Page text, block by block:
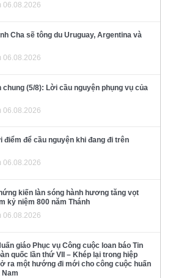
06.08.2026
Cha sẽ tông du Uruguay, Argentina và
06.08.2026
chung (5/8): Lời cầu nguyện phụng vụ của
06.08.2026
điểm để cầu nguyện khi đang đi trên
06.08.2026
kiến làn sóng hành hương tăng vọt
kỷ niệm 800 năm Thánh
06.08.2026
giáo Phục vụ Công cuộc loan báo Tin
quốc lần thứ VII – Khép lại trong hiệp
ra một hướng đi mới cho công cuộc huấn
Nam